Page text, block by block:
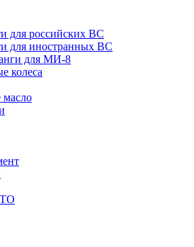
для российских ВС
для иностранных ВС
для МИ-8
колеса
ТО